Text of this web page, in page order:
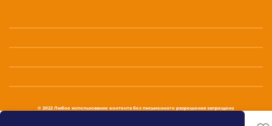
© 2022 Любое использование контента без письменного разрешения запрещено